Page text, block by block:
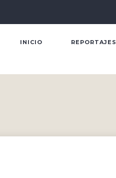
INICIO REPORTAJES